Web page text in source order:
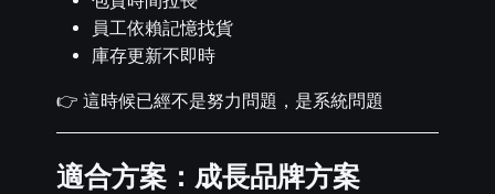
員工依賴記憶找貨
庫存更新不即時
👉 這時候已經不是努力問題，是系統問題
適合方案：成長品牌方案